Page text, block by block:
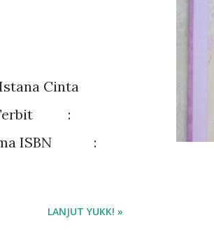
Cinta
Terbit :
ISBN :
LANJUT YUKK! »